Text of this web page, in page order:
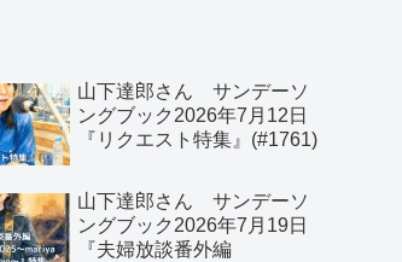
山下達郎さん サンデーソ
ングブック2026年7月12日
『リクエスト特集』(#1761)
山下達郎さん サンデーソ
ングブック2026年7月19日
『夫婦放談番外編